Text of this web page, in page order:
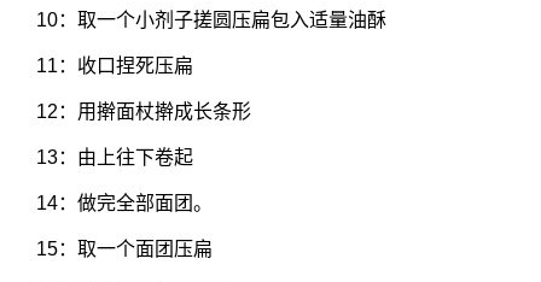
10：取一个小剂子搓圆压扁包入适量油酥
11：收口捏死压扁
12：用擀面杖擀成长条形
13：由上往下卷起
14：做完全部面团。
15：取一个面团压扁